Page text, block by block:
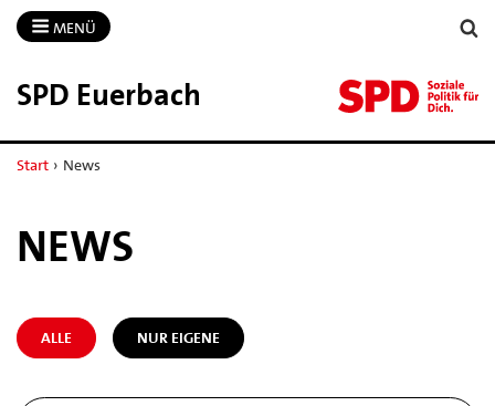
MENÜ
SPD Euerbach
Start › News
NEWS
ALLE NUR EIGENE